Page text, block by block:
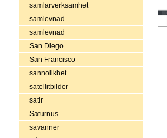
samlarverksamhet
samlevnad
samlevnad
San Diego
San Francisco
sannolikhet
satellitbilder
satir
Saturnus
savanner